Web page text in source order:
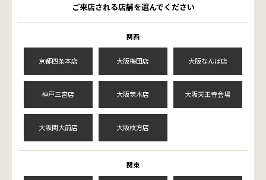
ご来店される店舗を選んでください
関西
京都四条本店 大阪梅田店 大阪なんば店
神戸三宮店 大阪茨木店 大阪天王寺会場
大阪関大前店 大阪枚方店
関東